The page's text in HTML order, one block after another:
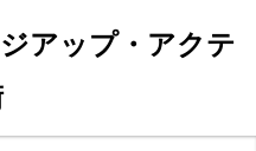
アップ・アクテ